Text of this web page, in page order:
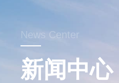
News Center
新闻中心